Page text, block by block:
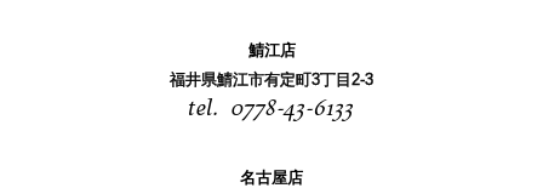
鯖江店
福井県鯖江市有定町3丁目2-3
0778-43-6133
名古屋店